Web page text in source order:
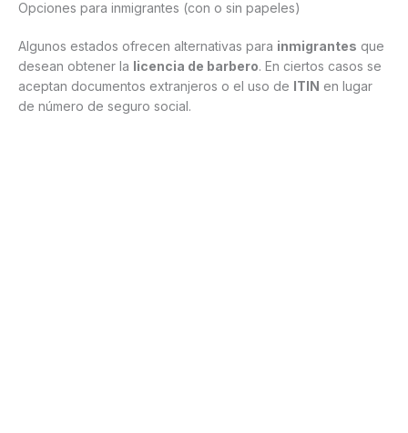
Opciones para inmigrantes (con o sin papeles)
Algunos estados ofrecen alternativas para inmigrantes que
desean obtener la licencia de barbero. En ciertos casos se
aceptan documentos extranjeros o el uso de ITIN en lugar
de número de seguro social.